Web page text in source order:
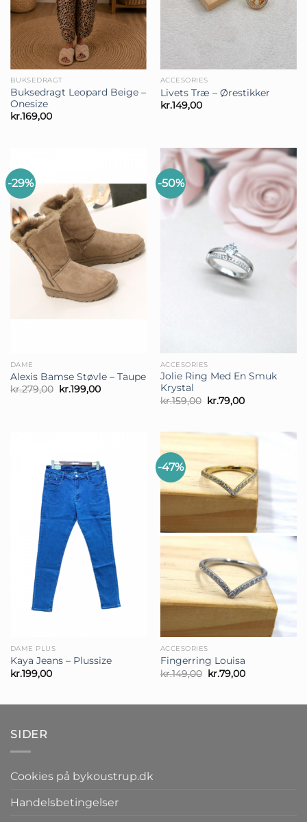
BUKSEDRAGT
Buksedragt Leopard Beige –
Onesize
kr.169,00
ACCESORIES
Livets Træ – Ørestikker
kr.149,00
-29%
DAME
Alexis Bamse Støvle – Taupe
kr.279,00 Den
oprindelige
kr.199,00Den
-50%
ACCESORIES
Jolie Ring Med En Smuk
Krystal
kr.159,00 Den
oprindelige
kr.159,00.
kr.79,00Den
kr.79,00.
DAME PLUS
Kaya Jeans – Plussize
kr.199,00
-47%
ACCESORIES
Fingerring Louisa
kr.149,00 Den
oprindelige
kr.79,00Den
SIDER
Cookies på bykoustrup.dk
Handelsbetingelser